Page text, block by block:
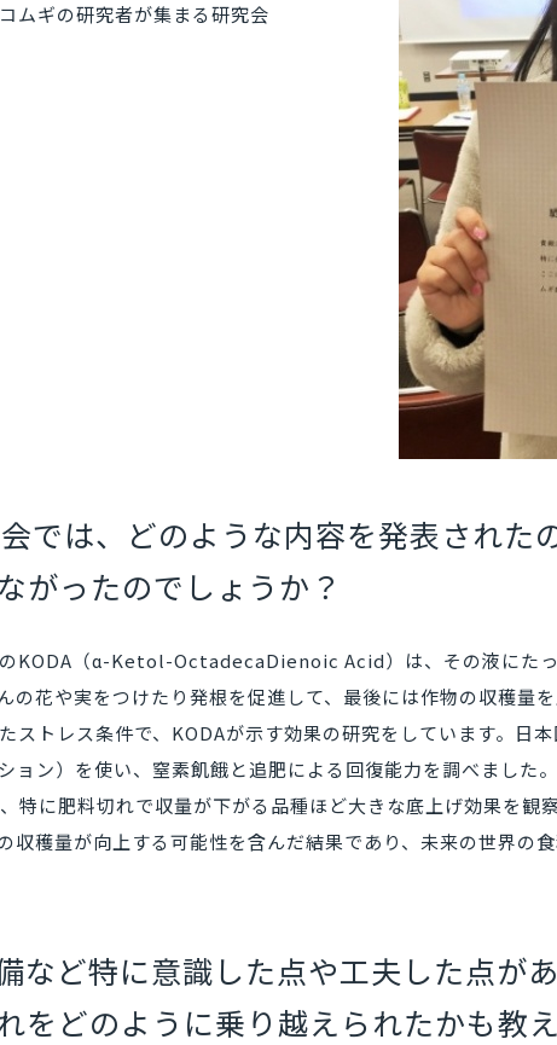
ムギの研究者が集まる研究会
では、どのような内容を発表された
がったのでしょうか？
KODA（α-Ketol-OctadecaDienoic Acid）は、その液にた
の花や実をつけたり発根を促進して、最後には作物の収穫量
ストレス条件で、KODAが示す効果の研究をしています。日
ョン）を使い、窒素飢餓と追肥による回復能力を調べました
特に肥料切れで収量が下がる品種ほど大きな底上げ効果を観察
収穫量が向上する可能性を含んだ結果であり、未来の世界の
など特に意識した点や工夫した点が
をどのように乗り越えられたかも教え